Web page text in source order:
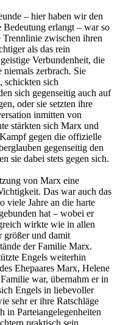
– hier haben wir den
erlangt – war so
Trennlinie zwischen ihren
als das rein
Verbundenheit, die
zerbrach. Sie
schickten sich
sich gegenseitig auch auf
oder sie setzten ihre
inmitten von
stärkten sich Marx und
gegen die offizielle
gegenseitig den
sie dabei stets gegen sich.
von Marx eine
Das war auch das
viele Jahre an die harte
hat – wobei er
wirkte wie in allen
größer und damit
der Familie Marx.
Engels weiterhin
Ehepaares Marx, Helene
war, übernahm er in
Engels in liebevoller
sehr er ihre Ratschläge
in Parteiangelegenheiten
praktisch sein